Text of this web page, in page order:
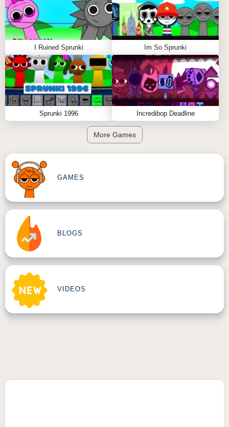
I Ruined Sprunki Im So Sprunki
Sprunki 1996 Incredibop Deadline
More Games
GAMES
BLOGS
VIDEOS